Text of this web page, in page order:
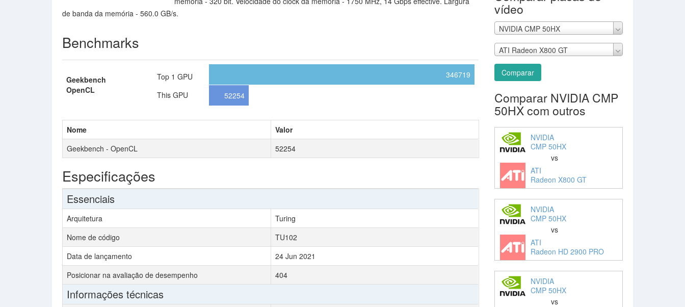
de banda da memória - 560.0 GB/s.
Benchmarks
Geekbench
OpenCL
Top 1 GPU
This GPU
346719
52254
Nome
Valor
Geekbench - OpenCL
52254
Especificações
Essenciais
Arquitetura
Turing
Nome de código
TU102
Data de lançamento
24 Jun 2021
Posicionar na avaliação de desempenho
404
Informações técnicas
vídeo
NVIDIA CMP 50HX
ATI Radeon X800 GT
Comparar
Comparar NVIDIA CMP
50HX com outros
NVIDIA
CMP 50HX
vs
ATI
Radeon X800 GT
NVIDIA
CMP 50HX
vs
ATI
Radeon HD 2900 PRO
NVIDIA
CMP 50HX
vs